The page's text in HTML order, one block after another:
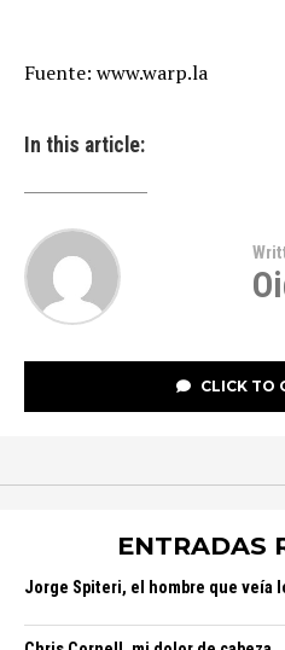
Fuente: www.warp.la
In this article:
CLICK TO
ENTRADAS
Jorge Spiteri, el hombre que veía